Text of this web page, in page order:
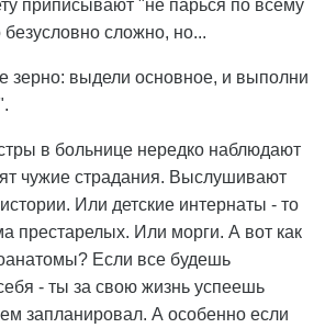
приписывают "не парься по всему
безусловно сложно, но...
зерно: выдели основное, и выполни
в больнице нередко наблюдают
чужие страдания. Выслушивают
Или детские интернаты - то
престарелых. Или морги. А вот как
Если все будешь
- ты за свою жизнь успеешь
запланировал. А особенно если